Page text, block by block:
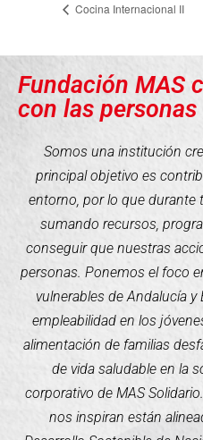
Cocina Internacional II
Fundación MAS
con las personas
Somos una institución
principal objetivo es
entorno, por lo que
sumando recursos,
conseguir que nuestras
personas. Ponemos el foco
vulnerables de Andalucía
empleabilidad en los
alimentación de familias
de vida saludable en la
corporativo de MAS
nos inspiran están